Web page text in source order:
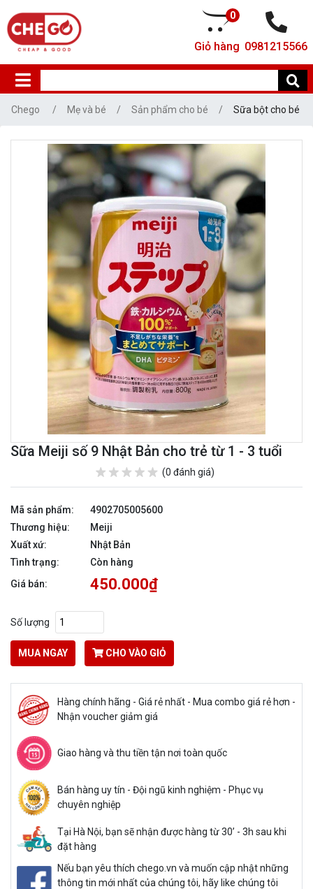
Giỏ hàng
0
0981215566
Chego Mẹ và bé Sản phẩm cho bé Sữa bột cho bé
Sữa Meiji số 9 Nhật Bản cho trẻ từ 1 - 3 tuổi
(0 đánh giá)
Mã sản phẩm:
4902705005600
Thương hiệu:
Meiji
Xuất xứ:
Nhật Bản
Tình trạng:
Còn hàng
Giá bán:
450.000₫
Số lượng
MUA NGAY CHO VÀO GIỎ
Hàng chính hãng - Giá rẻ nhất - Mua combo giá rẻ hơn -
Nhận voucher giảm giá
Giao hàng và thu tiền tận nơi toàn quốc
Bán hàng uy tín - Đội ngũ kinh nghiệm - Phục vụ
chuyên nghiệp
Tại Hà Nội, bạn sẽ nhận được hàng từ 30’ - 3h sau khi
đặt hàng
Nếu bạn yêu thích chego.vn và muốn cập nhật những
thông tin mới nhất của chúng tôi, hãy like chúng tôi